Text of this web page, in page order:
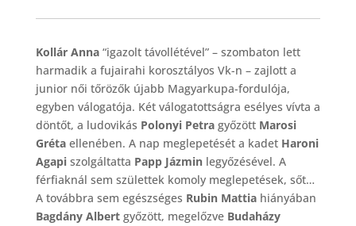
Kollár Anna“igazolt távollétével” – szombaton lett
harmadik a fujairahi korosztályos Vk-n – zajlott a
junior női tőrözők újabb Magyarkupa-fordulója,
egyben válogatója. Két válogatottságra esélyes vívta a
döntőt, a ludovikás Polonyi Petragyőzött Marosi
Grétaellenében. A nap meglepetését a kadet Haroni
Agapiszolgáltatta Papp Jázminlegyőzésével. A
férfiaknál sem születtek komoly meglepetések, sőt…
A továbbra sem egészséges Rubin Mattia hiányában
Bagdány Albertgyőzött, megelőzve Budaházy